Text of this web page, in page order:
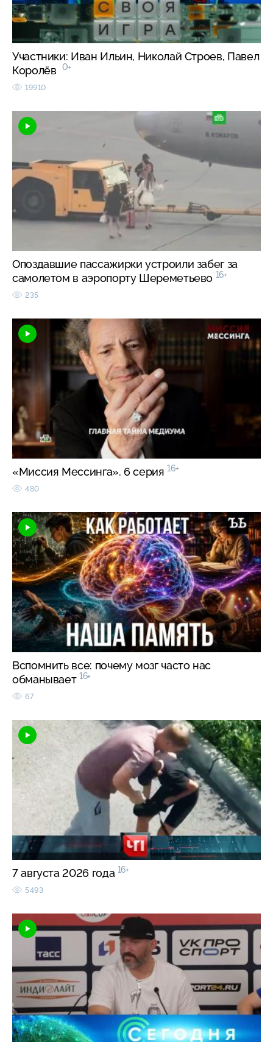
Участники: Иван Ильин, Николай Строев, Павел
Королёв
0+
19910
Опоздавшие пассажирки устроили забег за
самолетом в аэропорту Шереметьево 16+
235
«Миссия Мессинга». 6 серия 16+
480
Вспомнить все: почему мозг часто нас
обманывает 16+
67
7 августа 2026 года 16+
5493